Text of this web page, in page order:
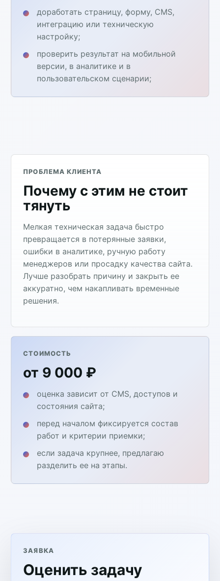
доработать страницу, форму, CMS,
интеграцию или техническую
настройку;
проверить результат на мобильной
версии, в аналитике и в
пользовательском сценарии;
ПРОБЛЕМА КЛИЕНТА
Почему с этим не стоит
тянуть
Мелкая техническая задача быстро
превращается в потерянные заявки,
ошибки в аналитике, ручную работу
менеджеров или просадку качества сайта.
Лучше разобрать причину и закрыть ее
аккуратно, чем накапливать временные
решения.
СТОИМОСТЬ
от 9 000 ₽
оценка зависит от CMS, доступов и
состояния сайта;
перед началом фиксируется состав
работ и критерии приемки;
если задача крупнее, предлагаю
разделить ее на этапы.
ЗАЯВКА
Оценить задачу